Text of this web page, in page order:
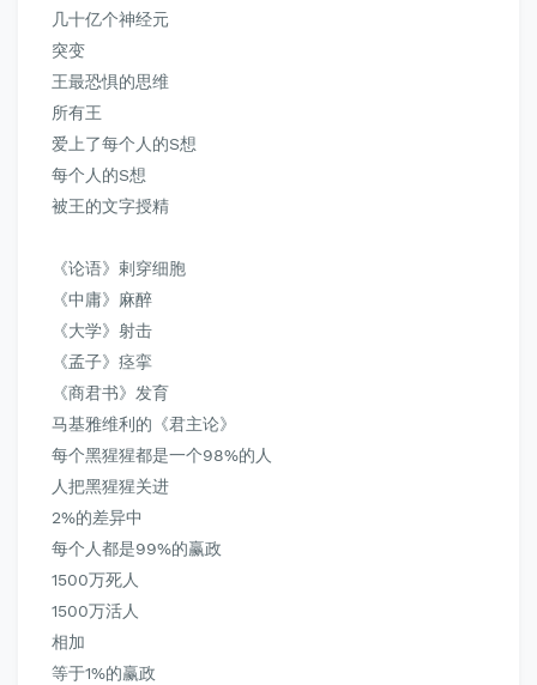
几十亿个神经元
突变
王最恐惧的思维
所有王
爱上了每个人的S想
每个人的S想
被王的文字授精
《论语》剌穿细胞
《中庸》 麻醉
《大学》射击
《孟子》痉挛
《商君书》发育
马基雅维利的 《君主论》
每个黑猩猩都是一个98%的人
人把黑猩猩关进
2%的差异中
每个人都是99%的赢政
1500万死人
1500万活人
相加
等于1%的赢政